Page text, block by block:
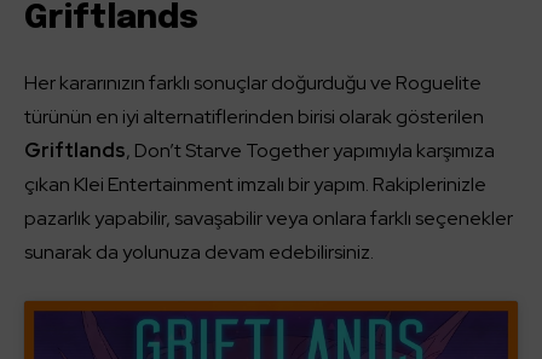
Griftlands
Her kararınızın farklı sonuçlar doğurduğu ve Roguelite
türünün en iyi alternatiflerinden birisi olarak gösterilen
Griftlands, Don’t Starve Together yapımıyla karşımıza
çıkan Klei Entertainment imzalı bir yapım. Rakiplerinizle
pazarlık yapabilir, savaşabilir veya onlara farklı seçenekler
sunarak da yolunuza devam edebilirsiniz.